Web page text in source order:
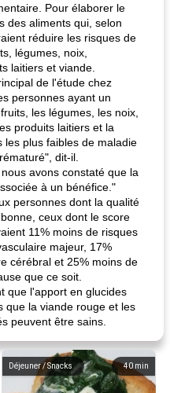
Pour élaborer le
des aliments qui, selon
réduire les risques de
légumes, noix,
laitiers et viande.
de l'étude chez
personnes ayant un
les légumes, les noix,
produits laitiers et la
les plus faibles de maladie
dit-il.
avons constaté que la
à un bénéfice."
personnes dont la qualité
ceux dont le score
11% moins de risques
majeur, 17%
cérébral et 25% moins de
que ce soit.
que l'apport en glucides
que la viande rouge et les
peuvent être sains.
40 min
Déjeuner / Snacks